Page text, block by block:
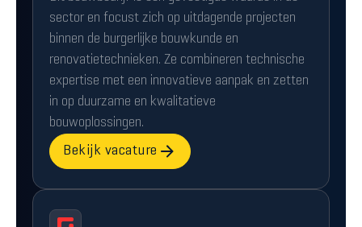
sector en focust zich op uitdagende projecten
binnen de burgerlijke bouwkunde en
renovatietechnieken. Ze combineren technische
expertise met een innovatieve aanpak en zetten
in op duurzame en kwalitatieve
bouwoplossingen.
Bekijk vacature